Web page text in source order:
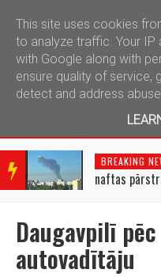
BRE
AKIN
NEW
BREAKING
naftas
Daugavpilī
autovadītāju
This site uses cookies
to analyze traffic. Your IP
with Google along with
ensure quality of service,
detect and address